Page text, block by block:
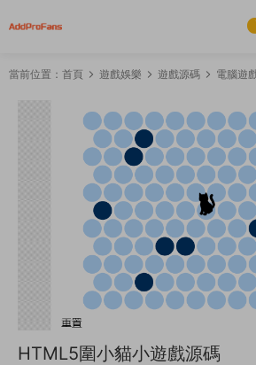
當前位置： 首頁 遊戲娛樂 遊戲源碼 電腦遊
HTML5圍小貓小遊戲源碼